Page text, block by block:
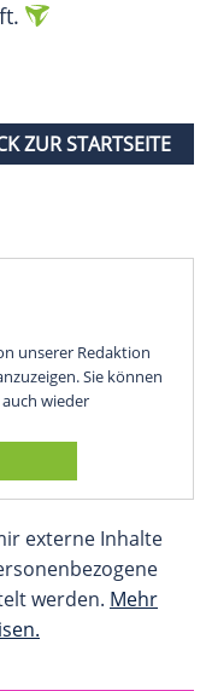
ZUR STARTSEITE
unserer Redaktion
Sie können
wieder
externe Inhalte
werden. Mehr